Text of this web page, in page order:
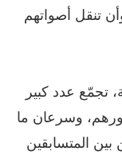
تنقل أصواتهم
تجمّع عدد كبير
وسرعان ما
المتسابقين